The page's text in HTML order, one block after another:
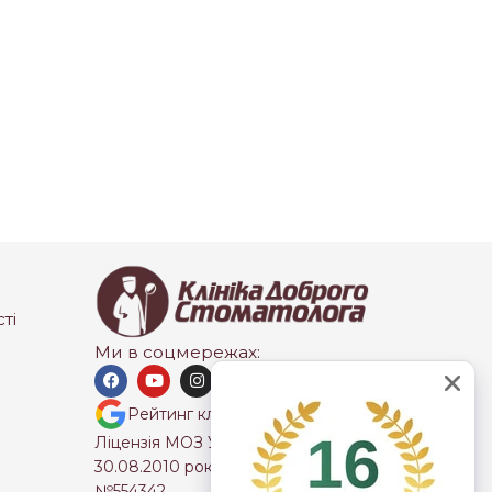
Ми в соцмережах:
Рейтинг клініки 4.8+
Ліцензія МОЗ України від
30.08.2010 року серія АВ